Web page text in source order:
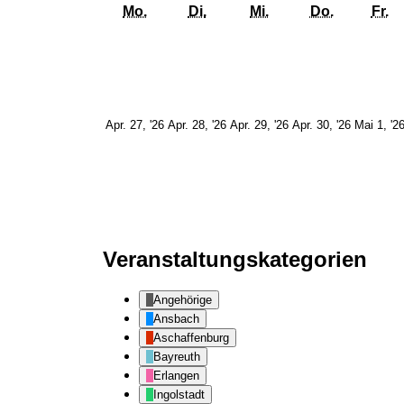
Mo. MontagDi. Dienstag
Mi. Mittwoch
Do. Fr.
Apr. 27, '2627.
Apr. 28, '2628.
Apr. 29, '2629.
Apr. 30, '2630.
Mai 1, '26
Veranstaltungskategorien
Angehörige
Ansbach
Aschaffenburg
Bayreuth
Erlangen
Ingolstadt